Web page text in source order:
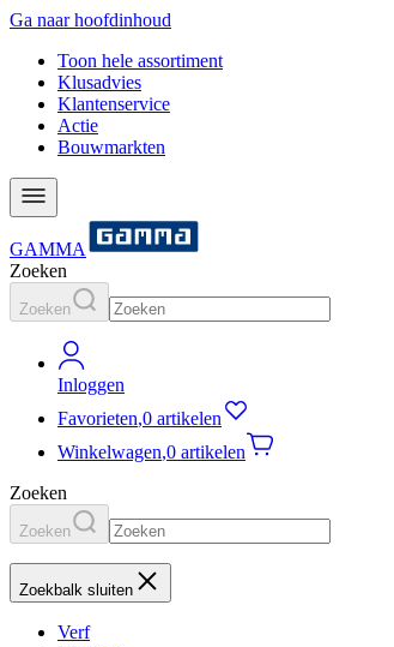
Ga naar hoofdinhoud
Toon hele assortiment
Klusadvies
Klantenservice
Actie
Bouwmarkten
GAMMA
Zoeken
Zoeken
Inloggen
Favorieten,0 artikelen
Winkelwagen,0 artikelen
Zoeken
Zoeken
Zoekbalk sluiten
Verf